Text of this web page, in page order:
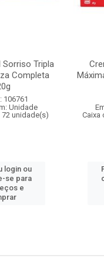
Sorriso Tripla
Completa
106761
Unidade
unidade(s)
login ou
se para
e
Caixa